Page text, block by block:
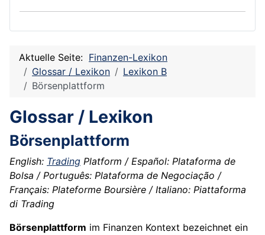
Aktuelle Seite: Finanzen-Lexikon
Glossar / Lexikon
Lexikon B
Börsenplattform
Glossar / Lexikon
Börsenplattform
English: Trading Platform / Español: Plataforma de
Bolsa / Português: Plataforma de Negociação /
Français: Plateforme Boursière / Italiano: Piattaforma
di Trading
Börsenplattform im Finanzen Kontext bezeichnet ein